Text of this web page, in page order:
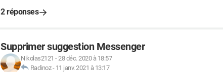
2 réponses
Supprimer suggestion Messenger
Nikolas2121 -28 déc. 2020 à 18:57
Radinoz- 11 janv. 2021 à 13:17